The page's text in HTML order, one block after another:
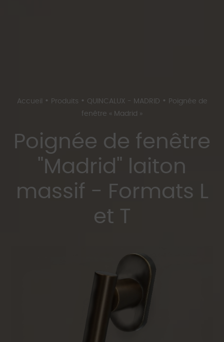
Accueil • Produits • QUINCALUX - MADRID •
Poignée de
fenêtre « Madrid »
Poignée de fenêtre
"Madrid" laiton
massif - Formats L
et T